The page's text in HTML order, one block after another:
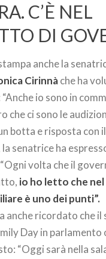
C’È NEL
DI
anche la
Cirinnàche ha
io sono in
che ci sono le
botta e risposta con il
senatrice ha
volta che il
io ho letto che
è uno dei punti”.
anche ricordato che il
Day in parlamento
“Oggi sarà nella